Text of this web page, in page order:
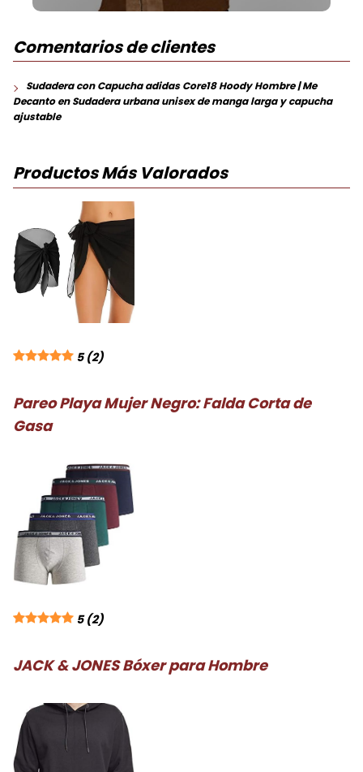
Comentarios de clientes
Sudadera con Capucha adidas Core18 Hoody Hombre | Me
DecantoenSudadera urbana unisex de manga larga y capucha
ajustable
Productos Más Valorados
5 (2)
Pareo Playa Mujer Negro: Falda Corta de
Gasa
5 (2)
JACK & JONES Bóxer para Hombre